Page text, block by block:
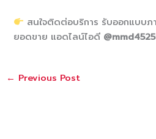
สนใจติดต่อบริการ รับออกแบบภ
ยอดขาย แอดไลน์ไอดี
← Previous Post